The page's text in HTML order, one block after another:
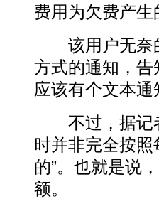
费用为欠费产
该用户无奈的
方式的通知，
应该有个文本通
不过，据记者
时并非完全按照
的”。也就是说
额。